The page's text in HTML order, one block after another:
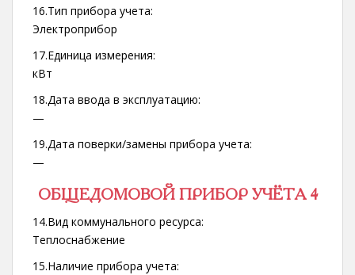
16.Тип прибора учета:
Электроприбор
17.Единица измерения:
кВт
18.Дата ввода в эксплуатацию:
—
19.Дата поверки/замены прибора учета:
—
ОБЩЕДОМОВОЙ ПРИБОР УЧЁТА 4
14.Вид коммунального ресурса:
Теплоснабжение
15.Наличие прибора учета: